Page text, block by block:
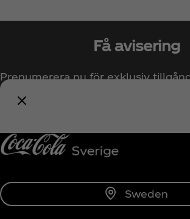
Få avisering
Prenumerera nu för exklusiv
Coca‑Cola!
Sweden